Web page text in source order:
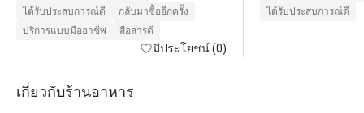
ได้รับประสบการณ์ดี
กลับมาซื้ออีกครั้ง
บริการแบบมืออาชีพ
สื่อสารดี
มีประโยชน์ (0)
and fried noodle
ได้รับประสบการณ์ดี
เกี่ยวกับร้านอาหาร